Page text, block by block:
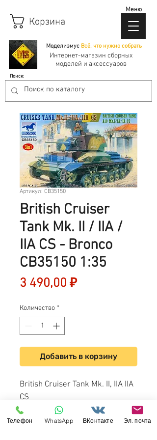
Моделизмус Всё, что нужно собрать
Корзина
Интернет-магазин сборных
моделей и аксессуаров
Поиск:
Меню
Артикул: CB35150
British Cruiser
Tank Mk. II / IIA /
IIA CS - Bronco
CB35150 1:35
3 490,00 ₽Цена
Количество *
Добавить в корзину
British Cruiser Tank Mk. II, IIA IIA
CS
Bronco CB35150 1:35
Телефон WhatsApp ВКонтакте Эл. почта